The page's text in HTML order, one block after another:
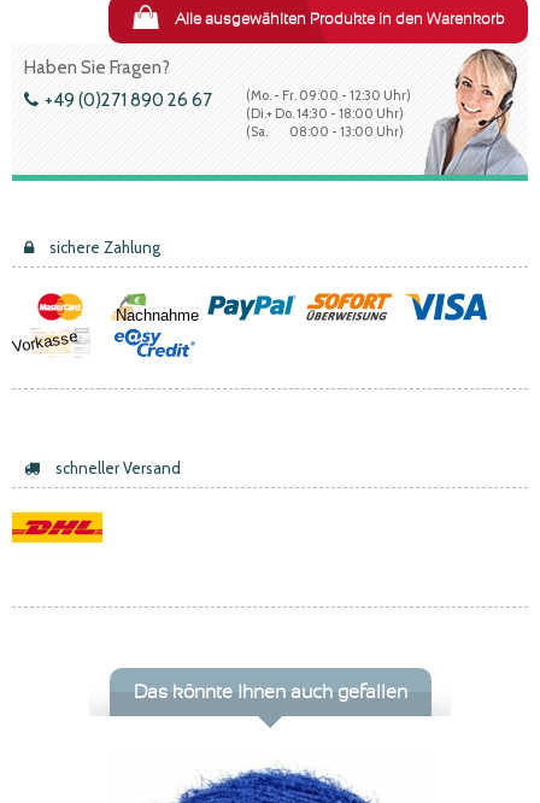
Alle ausgewählten Produkte in den Warenkorb
Haben Sie Fragen?
+49 (0)271 890 26 67
(Mo. - Fr. 09:00 - 12:30 Uhr)
(Di.+ Do. 14:30 - 18:00 Uhr)
(Sa. 08:00 - 13:00 Uhr)
sichere Zahlung
Nachnahme
Vorkasse
schneller Versand
Das könnte Ihnen auch gefallen